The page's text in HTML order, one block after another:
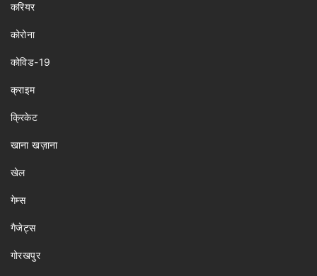
करियर
कोरोना
कोविड-19
क्राइम
क्रिकेट
खाना खज़ाना
खेल
गेम्स
गैजेट्स
गोरखपुर